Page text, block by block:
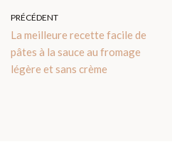
PRÉCÉDENT
La meilleure recette facile de
pâtes à la sauce au fromage
légère et sans crème